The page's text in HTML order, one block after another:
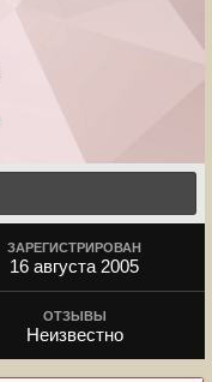
ЗАРЕГИСТРИРОВАН
16 августа 2005
ОТЗЫВЫ
Неизвестно